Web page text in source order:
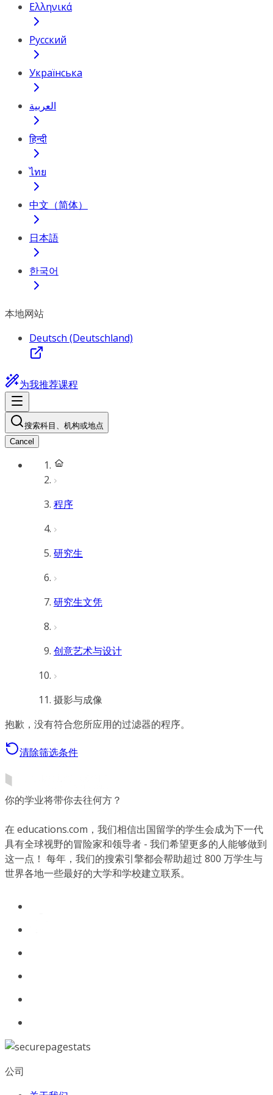
Ελληνικά
Русский
Українська
العربية
हिन्दी
ไทย
中文（简体）
日本語
한국어
本地网站
Deutsch (Deutschland)
为我推荐课程
搜索科目、机构或地点
Cancel
程序
研究生
研究生文凭
创意艺术与设计
摄影与成像
抱歉，没有符合您所应用的过滤器的程序。
清除筛选条件
你的学业将带你去往何方？
在 educations.com，我们相信出国留学的学生会成为下一代
具有全球视野的冒险家和领导者 - 我们希望更多的人能够做到
这一点！ 每年，我们的搜索引擎都会帮助超过 800 万学生与
世界各地一些最好的大学和学校建立联系。
公司